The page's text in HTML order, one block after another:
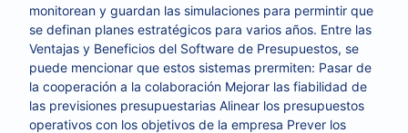
monitorean y guardan las simulaciones para permintir que
se definan planes estratégicos para varios años. Entre las
Ventajas y Beneficios del Software de Presupuestos, se
puede mencionar que estos sistemas prermiten: Pasar de
la cooperación a la colaboración Mejorar las fiabilidad de
las previsiones presupuestarias Alinear los presupuestos
operativos con los objetivos de la empresa Prever los